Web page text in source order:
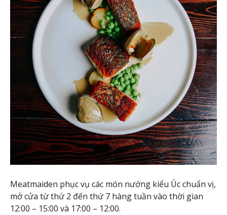
Meatmaiden phục vụ các món nướng kiểu Úc chuẩn vị,
mở cửa từ thứ 2 đến thứ 7 hàng tuần vào thời gian
12:00 – 15:00 và 17:00 – 12:00.